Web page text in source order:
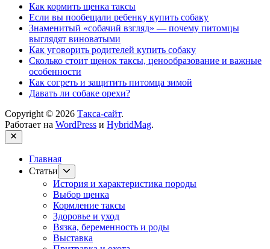
Как кормить щенка таксы
Если вы пообещали ребенку купить собаку
Знаменитый «собачий взгляд» — почему питомцы
выглядят виноватыми
Как уговорить родителей купить собаку
Сколько стоит щенок таксы, ценообразование и важные
особенности
Как согреть и защитить питомца зимой
Давать ли собаке орехи?
Copyright © 2026 Такса-сайт.
Работает на WordPress и HybridMag.
Закрыть
Главная
Статьи
подменю
История и характеристика породы
Выбор щенка
Кормление таксы
Здоровье и уход
Вязка, беременность и роды
Выставка